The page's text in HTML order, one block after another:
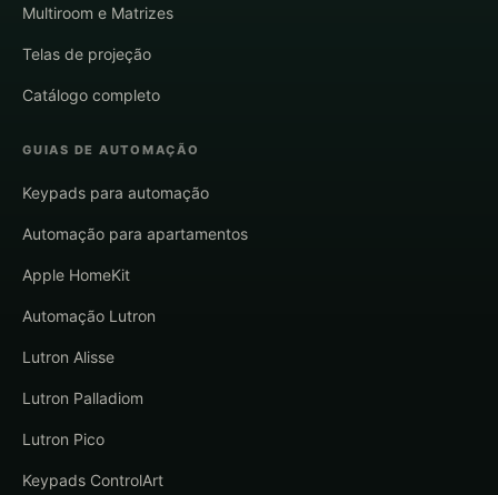
Multiroom e Matrizes
Telas de projeção
Catálogo completo
GUIAS DE AUTOMAÇÃO
Keypads para automação
Automação para apartamentos
Apple HomeKit
Automação Lutron
Lutron Alisse
Lutron Palladiom
Lutron Pico
Keypads ControlArt